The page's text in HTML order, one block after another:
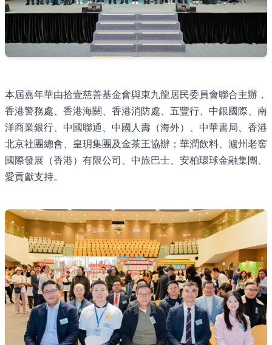
本屆嘉年華由拾壹慈善基金會與東九龍居民委員會聯合主辦，
香港警務處、香港海關、香港消防處、五豐行、中銀國際、南
洋商業銀行、中國聯通、中國人壽（海外）、中華書局、香港
北京社團總會、皇玥集團及金茶王協辦；華潤飲料、瀘州老窖
國際發展（香港）有限公司、中旅巴士、安柏環球金融集團、
愛貢獻支持。